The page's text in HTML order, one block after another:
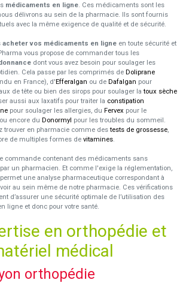
médicaments en ligne. Ces médicaments sont les
délivrons au sein de la pharmacie. Ils sont fournis
avec la même exigence de qualité et de sécurité.
acheter vos médicaments en ligne en toute sécurité et
vous propose de commander tous les
dont vous avez besoin pour soulager les
Cela passe par les comprimés de Doliprane
en France), d'Efferalgan ou de Dafalgan pour
de tête ou bien des sirops pour soulager latoux sèche
aussi aux laxatifs pour traiter la constipation
pour soulager les allergies, du Fervex pour le
encore du Donormyl pour les troubles du sommeil.
trouver en pharmacie comme destests de grossesse,
de multiples formes de vitamines.
commande contenant des médicaments sans
un pharmacien. Et comme l'exige la réglementation,
une analyse pharmaceutique correspondant à
au sein même de notre pharmacie. Ces vérifications
d’assurer une sécurité optimale de l’utilisation des
ligne et donc pour votre santé.
en orthopédie et
médical
orthopédie